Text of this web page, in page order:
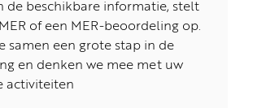
de beschikbare informatie, stelt
of een MER-beoordeling op.
samen een grote stap in de
en denken we mee met uw
activiteiten